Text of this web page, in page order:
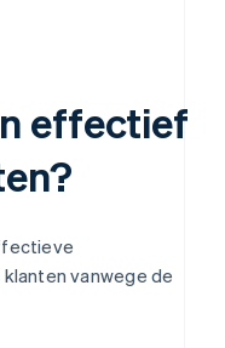
effectief
vanwege de